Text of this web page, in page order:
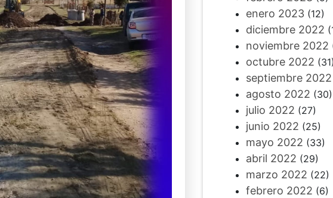
enero 2023(12)
diciembre 2022
noviembre 2022
octubre 2022 (31)
septiembre 2022
agosto 2022 (30)
julio 2022 (27)
junio 2022 (25)
mayo 2022 (33)
abril 2022 (29)
marzo 2022 (22)
febrero 2022 (6)